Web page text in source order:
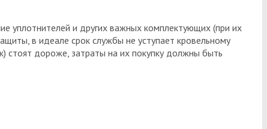
уплотнителей и других важных комплектующих (при их
в идеале срок службы не уступает кровельному
дороже, затраты на их покупку должны быть